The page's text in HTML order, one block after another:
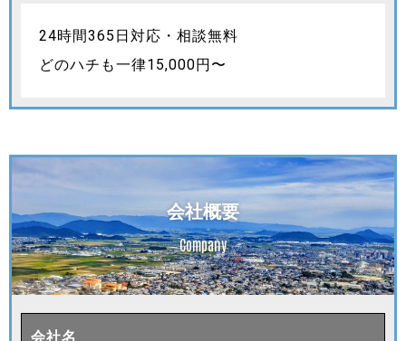
24時間365日対応・相談無料
どのハチも一律15,000円〜
会社概要
Company
会社名